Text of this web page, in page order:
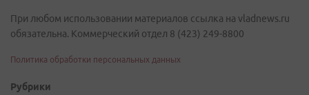
При любом использовании материалов ссылка на vladnews.ru
обязательна. Коммерческий отдел 8 (423) 249-8800
Политика обработки персональных данных
Рубрики